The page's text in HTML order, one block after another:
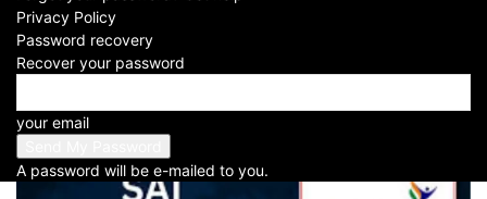
Privacy Policy
Password recovery
Recover your password
your email
A password will be e-mailed to you.
Facebook